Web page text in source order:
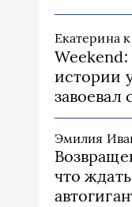
Екатеринак
истории
завоевал
Эмилия
что